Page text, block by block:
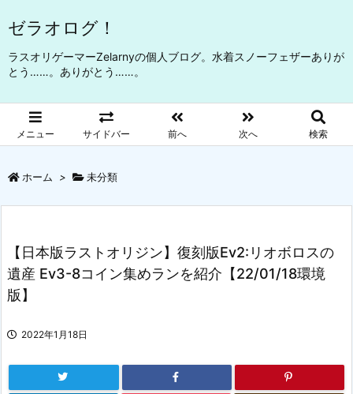
ゼラオログ！
ラスオリゲーマーZelarnyの個人ブログ。水着スノーフェザーありが
とう……。ありがとう……。
メニュー サイドバー 前へ 次へ 検索
ホーム > 未分類
【日本版ラストオリジン】復刻版Ev2:リオボロスの
遺産 Ev3-8コイン集めランを紹介【22/01/18環境
版】
2022年1月18日